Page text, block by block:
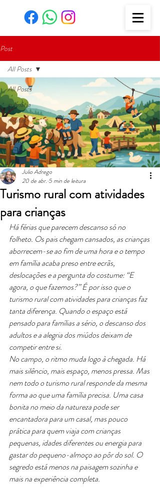
Post
All Posts
culinária
recitas
All Posts
Turismo rural com atividades
para crianças
Julio Adrego
20 de abr. 5 min de leitura
Há férias que parecem descanso só no
folheto. Os pais chegam cansados, as crianças
aborrecem-se ao fim de uma hora e o tempo
em família acaba preso entre ecrãs,
deslocações e a pergunta do costume: “E
agora, o que fazemos?” É por isso que o
turismo rural com atividades para crianças faz
tanta diferença. Quando o espaço está
pensado para famílias a sério, o descanso dos
adultos e a alegria dos miúdos deixam de
competir entre si.
No campo, o ritmo muda logo à chegada. Há
mais silêncio, mais espaço, menos pressa. Mas
nem todo o turismo rural responde da mesma
forma ao que uma família precisa. Uma casa
bonita no meio da natureza pode ser
encantadora para um casal, mas pouco
prática para quem viaja com crianças
pequenas, idades diferentes ou energia para
gastar do pequeno-almoço ao pôr do sol. O
segredo está menos na paisagem sozinha e
mais na experiência completa.